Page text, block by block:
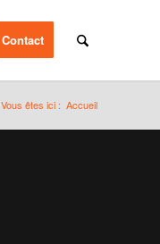
Contact
Vous êtes ici : Accueil